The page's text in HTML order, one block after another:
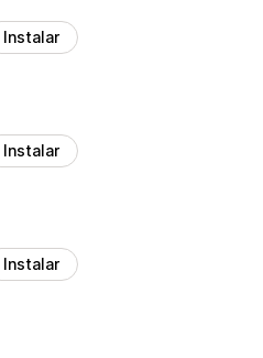
Instalar
Instalar
Instalar